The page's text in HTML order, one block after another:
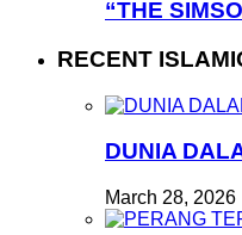
“THE
RECENT
DUNIA
March 28, 2026